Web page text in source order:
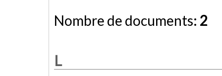
Nombre de documents: 2
L